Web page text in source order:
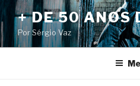
Pular
para
o
conteúdo
+ DE 50 ANOS
Por Sérgio Vaz